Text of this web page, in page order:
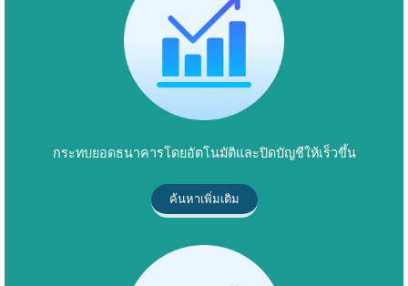
กระทบยอดธนาคารโดยอัตโนมัติและปิดบัญชีให้เร็วขึ้น
ค้นหาเพิ่มเติม